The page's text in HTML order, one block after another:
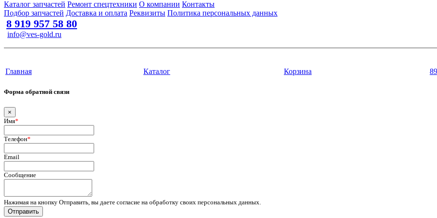
Каталог запчастей Ремонт спецтехники О компании Контакты
Подбор запчастей Доставка и оплата Реквизиты Политика персональных данных
8 919 957 58 80
info@ves-gold.ru
Главная Каталог Корзина
Форма обратной связи
×
Имя*
Телефон*
Email
Сообщение
Нажимая на кнопку Отправить, вы даете согласие на обработку своих персональных данных.
Отправить